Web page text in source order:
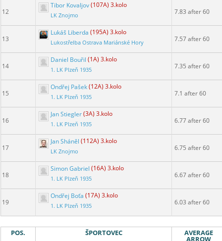
12
Tibor Kovaljov(107A) 3.kolo
LK Znojmo 7.83 after 60
13
Lukáš Liberda (195A) 3.kolo
Lukostřelba Ostrava Mariánské Hory 7.57 after 60
14
Daniel Bouřil (1A) 3.kolo
1. LK Plzeň 1935 7.35 after 60
15
Ondřej Pašek(12A) 3.kolo
1. LK Plzeň 1935 7.1 after 60
16
Jan Stiegler(3A) 3.kolo
1. LK Plzeň 1935 6.77 after 60
17
Jan Sháněl (112A) 3.kolo
LK Znojmo 6.75 after 60
18
Simon Gabriel (16A) 3.kolo
1. LK Plzeň 1935 6.67 after 60
19
Ondřej Boťa (17A) 3.kolo
1. LK Plzeň 1935 6.03 after 60
POS. ŠPORTOVEC AVERAGE
ARROW